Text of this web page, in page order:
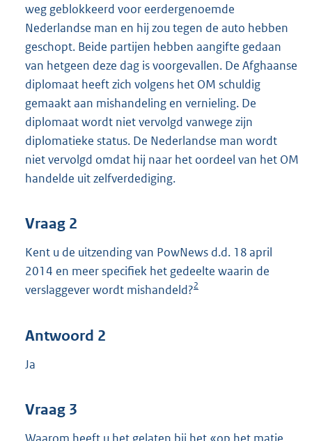
weg geblokkeerd voor eerdergenoemde
Nederlandse man en hij zou tegen de auto hebben
geschopt. Beide partijen hebben aangifte gedaan
van hetgeen deze dag is voorgevallen. De Afghaanse
diplomaat heeft zich volgens het OM schuldig
gemaakt aan mishandeling en vernieling. De
diplomaat wordt niet vervolgd vanwege zijn
diplomatieke status. De Nederlandse man wordt
niet vervolgd omdat hij naar het oordeel van het OM
handelde uit zelfverdediging.
Vraag 2
Kent u de uitzending van PowNews d.d. 18 april
2014 en meer specifiek het gedeelte waarin de
verslaggever wordt mishandeld?2
Antwoord 2
Ja
Vraag 3